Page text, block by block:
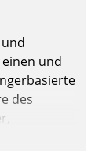
und
des